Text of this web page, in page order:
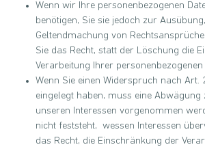
Wenn wir Ihre personenbezogenen
benötigen, Sie sie jedoch zur
Geltendmachung von
Sie das Recht, statt der Löschung die
Verarbeitung Ihrer
Wenn Sie einen Widerspruch nach Art.
eingelegt haben, muss eine Abwägung
unseren Interessen vorgenommen
nicht feststeht, wessen Interessen
das Recht, die Einschränkung der